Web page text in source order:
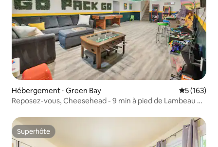
Hébergement ⋅ Green Bay Évaluation
5 (163)
Reposez-vous, Cheesehead - 9 min à pied de Lambeau +
Superhôte
Superhôte